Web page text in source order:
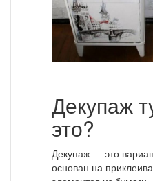
Декупаж
это?
Декупаж — это
основан на